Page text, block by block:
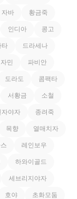
자바 황금죽
인디아 콩고
타 드라세나
민 파비안
도라도 콤팩타
서황금 소철
자야자 종려죽
목향 열매치자
레인보우
하와이골드
세브리지야자
호야 초화모둠